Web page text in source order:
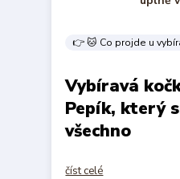
👉 🐱 Co projde u
Vybíravá
Pepík, který
všechno
číst celé